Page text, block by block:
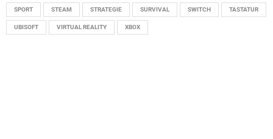
SPORT STEAM STRATEGIE SURVIVAL SWITCH TASTATUR
UBISOFT VIRTUAL REALITY XBOX